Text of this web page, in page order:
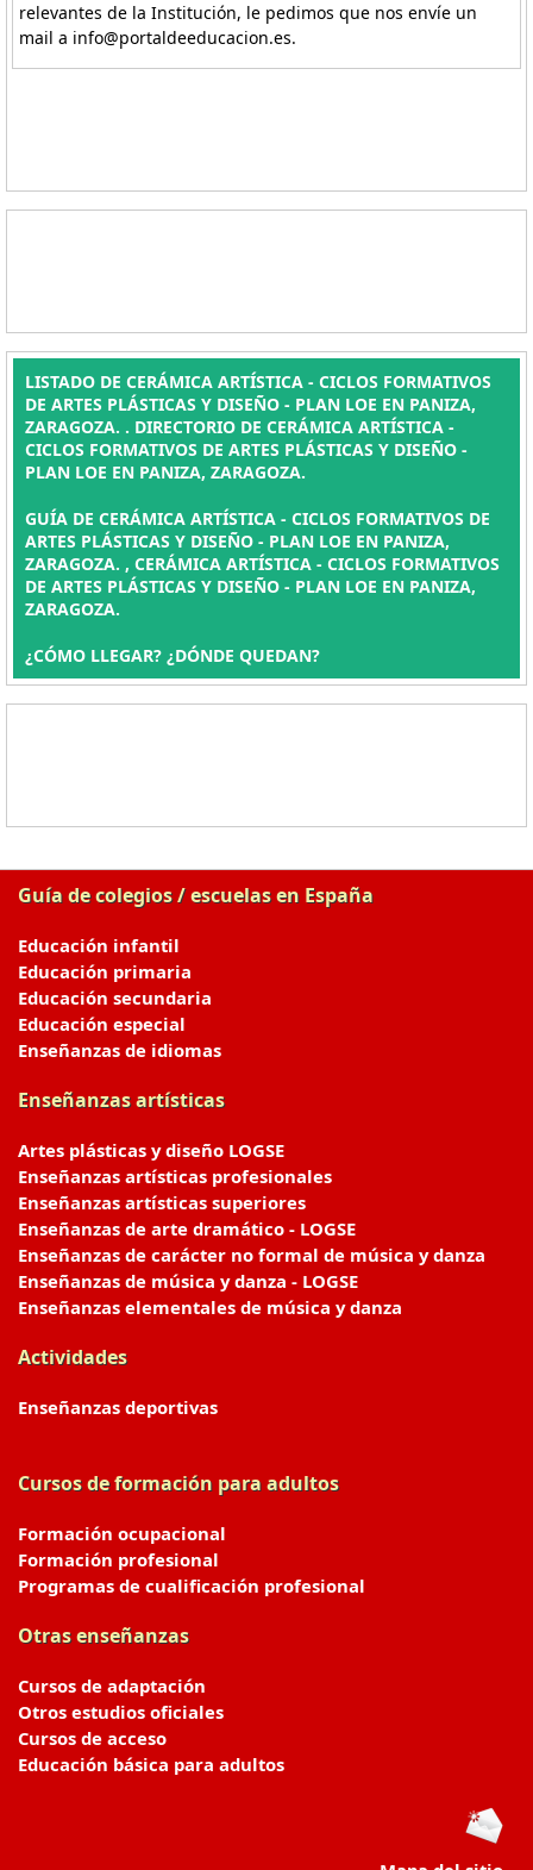
relevantes de la Institución, le pedimos que nos envíe un
mail a info@portaldeeducacion.es.
LISTADO DE CERÁMICA ARTÍSTICA - CICLOS FORMATIVOS
DE ARTES PLÁSTICAS Y DISEÑO - PLAN LOE EN PANIZA,
ZARAGOZA. . DIRECTORIO DE CERÁMICA ARTÍSTICA -
CICLOS FORMATIVOS DE ARTES PLÁSTICAS Y DISEÑO -
PLAN LOE EN PANIZA, ZARAGOZA.
GUÍA DE CERÁMICA ARTÍSTICA - CICLOS FORMATIVOS DE
ARTES PLÁSTICAS Y DISEÑO - PLAN LOE EN PANIZA,
ZARAGOZA. , CERÁMICA ARTÍSTICA - CICLOS FORMATIVOS
DE ARTES PLÁSTICAS Y DISEÑO - PLAN LOE EN PANIZA,
ZARAGOZA.
¿CÓMO LLEGAR? ¿DÓNDE QUEDAN?
Guía de colegios / escuelas en España
Educación infantil
Educación primaria
Educación secundaria
Educación especial
Enseñanzas de idiomas
Enseñanzas artísticas
Artes plásticas y diseño LOGSE
Enseñanzas artísticas profesionales
Enseñanzas artísticas superiores
Enseñanzas de arte dramático - LOGSE
Enseñanzas de carácter no formal de música y danza
Enseñanzas de música y danza - LOGSE
Enseñanzas elementales de música y danza
Actividades
Enseñanzas deportivas
Cursos de formación para adultos
Formación ocupacional
Formación profesional
Programas de cualificación profesional
Otras enseñanzas
Cursos de adaptación
Otros estudios oficiales
Cursos de acceso
Educación básica para adultos